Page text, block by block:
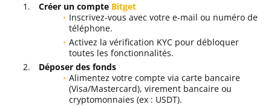
Créer un compte Bitget
Inscrivez-vous avec votre e-mail ou numéro de
téléphone.
Activez la vérification KYC pour débloquer
toutes les fonctionnalités.
Déposer des fonds
Alimentez votre compte via carte bancaire
(Visa/Mastercard), virement bancaire ou
cryptomonnaies (ex : USDT).